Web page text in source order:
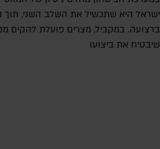
ישראל היא שתכשיל את השלב השני, תוך
ברצועה. במקביל, מצרים פועלת להקים
שיבטיח את ביצועו